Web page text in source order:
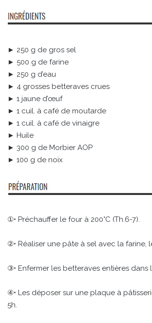
► 250 g de gros sel
► 500 g de farine
► 250 g d’eau
► 4 grosses betteraves crues
► 1 jaune d’œuf
► 1 cuil. à café de moutarde
► 1 cuil. à café de vinaigre
► Huile
► 300 g de Morbier AOP
► 100 g de noix
①• Préchauffer le four à 200°C (Th.6-7).
②• Réaliser une pâte à sel avec la farine,
③• Enfermer les betteraves entières dans
④• Les déposer sur une plaque à
5h.